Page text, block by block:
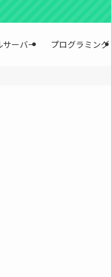
サーバー プログラミング